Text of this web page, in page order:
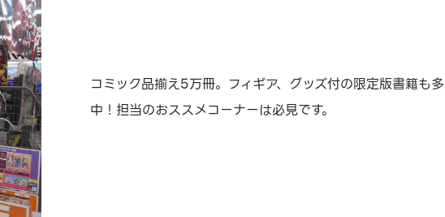
コミック品揃え5万冊。フィギア、グッズ付の限定版書籍も
中！担当のおススメコーナーは必見です。